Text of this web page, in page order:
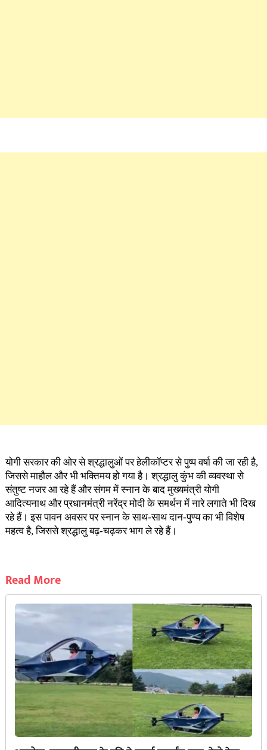
योगी सरकार की ओर से श्रद्धालुओं पर हेलीकॉप्टर से पुष्प वर्षा की जा रही है,
जिससे माहौल और भी भक्तिमय हो गया है। श्रद्धालु कुंभ की व्यवस्था से
संतुष्ट नजर आ रहे हैं और संगम में स्नान के बाद मुख्यमंत्री योगी
आदित्यनाथ और प्रधानमंत्री नरेंद्र मोदी के समर्थन में नारे लगाते भी दिख
रहे हैं। इस पावन अवसर पर स्नान के साथ-साथ दान-पुण्य का भी विशेष
महत्व है, जिससे श्रद्धालु बढ़-चढ़कर भाग ले रहे हैं।
Read More